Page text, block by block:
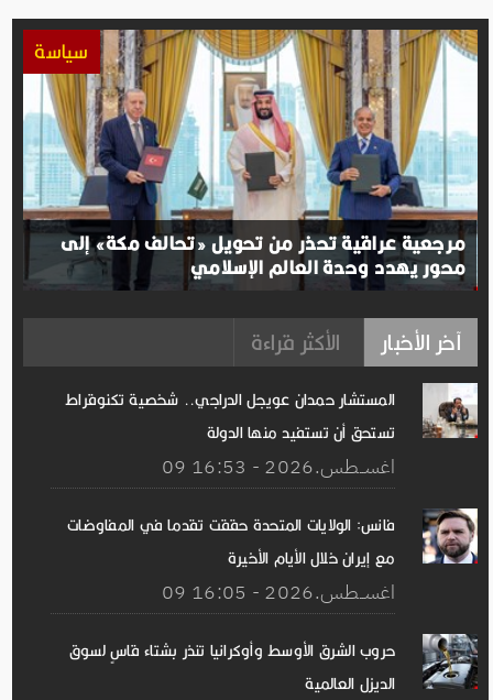
سياسة
مرجعية عراقية تحذر من تحويل «تحالف مكة» إلى
محور يهدد وحدة العالم الإسلامي
آخر الأخبار الأكثر قراءة
المستشار حمدان عويجل الدراجي.. شخصية تكنوقراط
تستحق أن تستفيد منها الدولة
09 اغســطس.2026 - 16:53
فانس: الولايات المتحدة حققت تقدما في المفاوضات
مع إيران خلال الأيام الأخيرة
09 اغســطس.2026 - 16:05
حروب الشرق الأوسط وأوكرانيا تنذر بشتاء قاسٍ لسوق
الديزل العالمية